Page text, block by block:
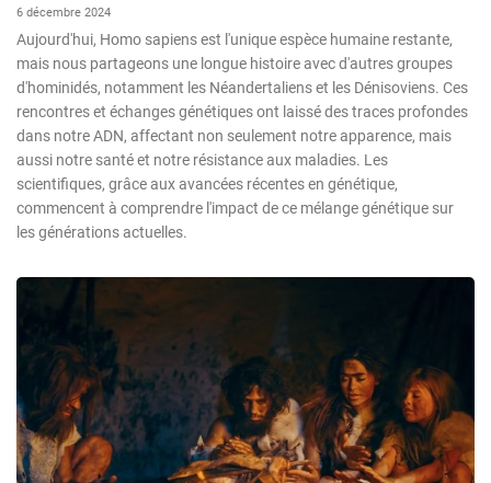
6 décembre 2024
Aujourd'hui, Homo sapiens est l'unique espèce humaine restante,
mais nous partageons une longue histoire avec d'autres groupes
d'hominidés, notamment les Néandertaliens et les Dénisoviens. Ces
rencontres et échanges génétiques ont laissé des traces profondes
dans notre ADN, affectant non seulement notre apparence, mais
aussi notre santé et notre résistance aux maladies. Les
scientifiques, grâce aux avancées récentes en génétique,
commencent à comprendre l'impact de ce mélange génétique sur
les générations actuelles.